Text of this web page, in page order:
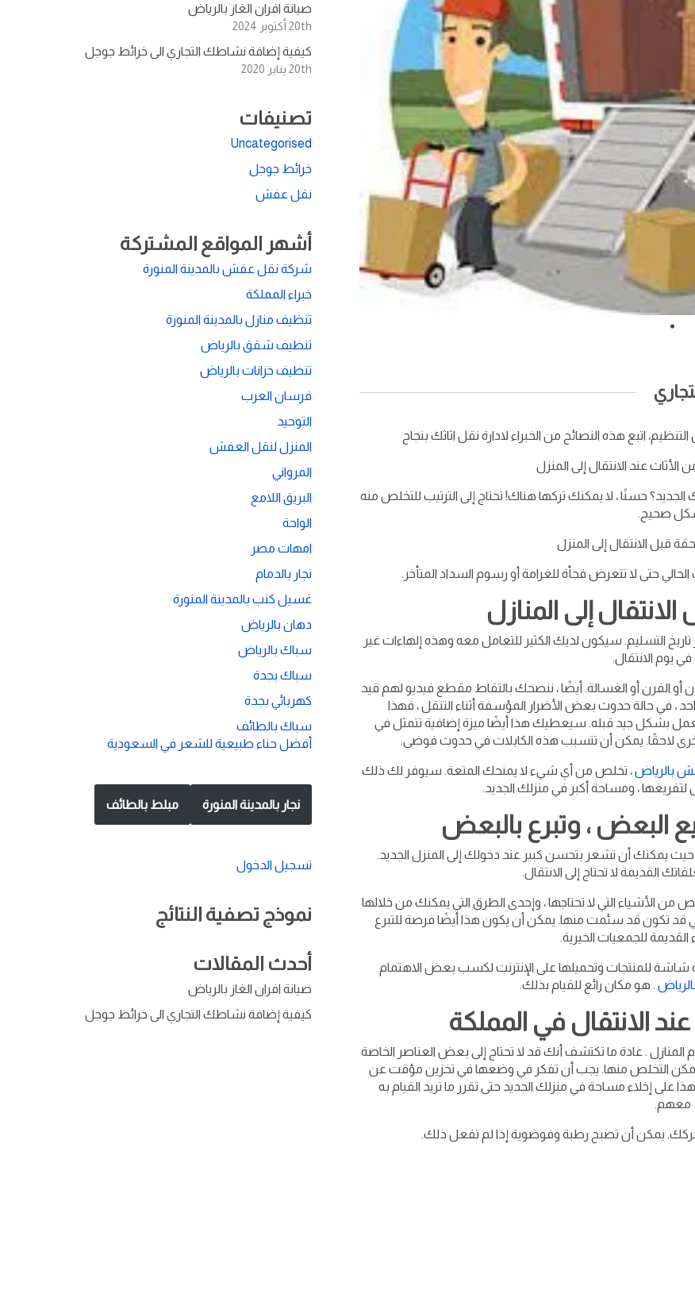
اتبع هذه النصائح من الخبراء لادارة نقل اثاثك بنجاح
عند الانتقال إلى المنزل
الجديد؟ حسنًا ، لا يمكنك تركها هناك! تحتاج إلى الترتيب للتخلص منه
صحيح.
قبل الانتقال إلى المنزل
حتى لا تتعرض فجأة للغرامة أو رسوم السداد المتأخر.
إلى المنازل
التسليم. سيكون لديك الكثير للتعامل معه وهذه إلهاءات غير
يوم الانتقال.
أو الفرن أو الغسالة. أيضًا ، ننصحك بالتقاط مقطع فيديو لهم قيد
، في حالة حدوث بعض الأضرار المؤسفة أثناء التنقل ، فهذا
يعمل بشكل جيد قبله. سيعطيك هذا أيضًا ميزة إضافية تتمثل في
لاحقًا. يمكن أن تتسبب هذه الكابلات في حدوث فوضى.
بالرياض، تخلص من أي شيء لا يمنحك المتعة. سيوفر لك ذلك
لتفريغها ، ومساحة أكبر في منزلك الجديد.
البعض ، وتبرع بالبعض
يمكنك أن تشعر بتحسن كبير عند دخولك إلى المنزل الجديد.
القديمة لا تحتاج إلى الانتقال.
من الأشياء التي لا تحتاجها ، وإحدى الطرق التي يمكنك من خلالها
قد تكون قد سئمت منها. يمكن أن يكون هذا أيضًا فرصة للتبرع
القديمة للجمعيات الخيرية.
شاشة للمنتجات وتحميلها على الإنترنت لكسب بعض الاهتمام
. هو مكان رائع للقيام بذلك.
الانتقال في المملكة
المنازل . عادة ما تكتشف أنك قد لا تحتاج إلى بعض العناصر الخاصة
يمكن التخلص منها. يجب أن تفكر في وضعها في تخزين مؤقت عن
إخلاء مساحة في منزلك الجديد حتى تقرر ما تريد القيام به
معهم.
يمكن أن تصبح رطبة وفوضوية إذا لم تفعل ذلك.
صيانة افران الغاز بالرياض
20th أكتوبر 2024
كيفية إضافة نشاطك التجاري الى خرائط جوجل
20th يناير 2020
تصنيفات
Uncategorised
خرائط جوجل
نقل عفش
أشهر المواقع المشتركة
شركة نقل عفش بالمدينة المنورة
خبراء المملكة
تنظيف منازل بالمدينة المنورة
تنظيف شقق بالرياض
تنظيف خزانات بالرياض
فرسان العرب
التوحيد
المنزل لنقل العفش
المرواني
البريق اللامع
الواحة
امهات مصر
نجار بالدمام
غسيل كنب بالمدينة المنورة
دهان بالرياض
سباك بالرياض
سباك بجدة
كهربائي بجدة
سباك بالطائف
أفضل حناء طبيعية للشعر في السعودية
نجار بالمدينة المنورة مبلط بالطائف
تسجيل الدخول
نموذج تصفية النتائج
أحدث المقالات
صيانة افران الغاز بالرياض
كيفية إضافة نشاطك التجاري الى خرائط جوجل